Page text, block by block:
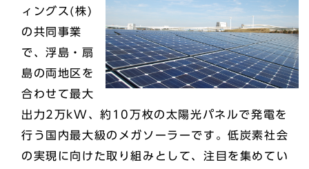
ィングス(株)
の共同事業
で、浮島・扇
島の両地区を
合わせて最大
出力2万kW、約10万枚の太陽光パネルで発電を
行う国内最大級のメガソーラーです。低炭素社会
の実現に向けた取り組みとして、注目を集めてい